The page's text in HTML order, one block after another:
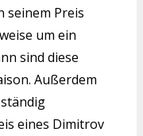
seinem Preis
um ein
sind diese
Außerdem
eines Dimitrov